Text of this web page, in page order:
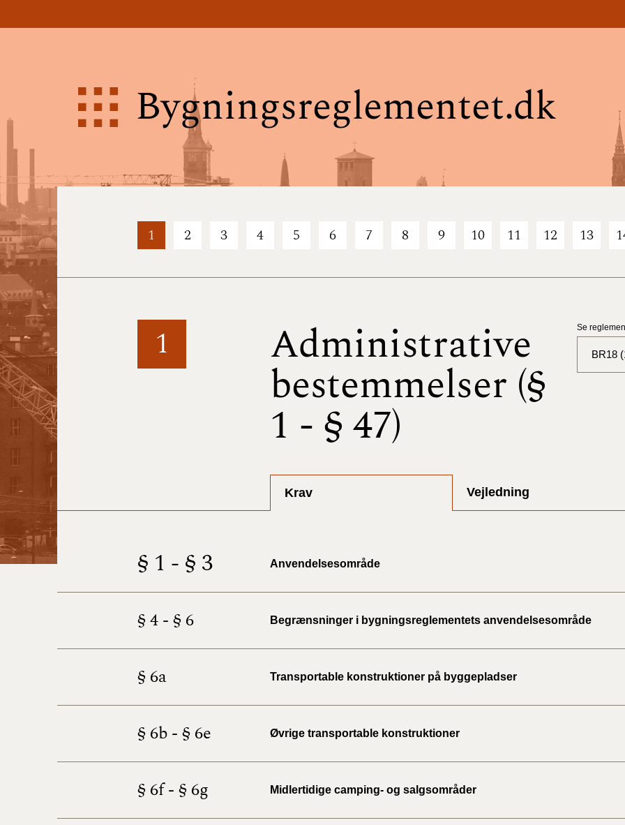
Bygningsreglementet.dk
1 2 3 4 5 6 7 8 9 10 11 12 13
1 Administrative
bestemmelser (§
1 - § 47)
Se
BR18
BR18
2023)
BR18
2021)
Krav Vejledning
§ 1 - § 3 Anvendelsesområde
§ 4 - § 6 Begrænsninger i bygningsreglementets anvendelsesområde
§ 6a Transportable konstruktioner på byggepladser
§ 6b - § 6e Øvrige transportable konstruktioner
§ 6f - § 6g Midlertidige camping- og salgsområder